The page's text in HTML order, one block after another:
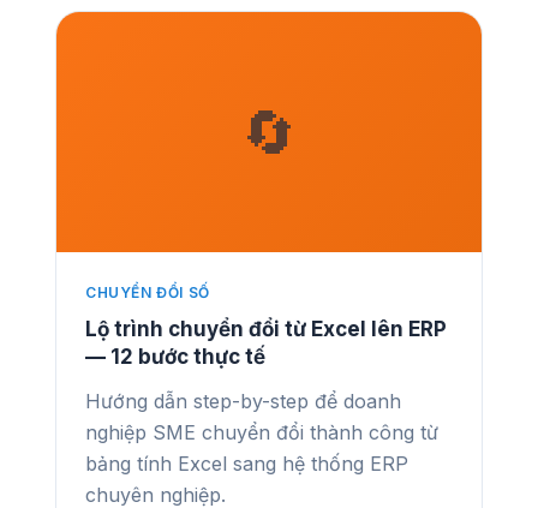
🔄
CHUYỂN ĐỔI SỐ
Lộ trình chuyển đổi từ Excel lên ERP
— 12 bước thực tế
Hướng dẫn step-by-step để doanh
nghiệp SME chuyển đổi thành công từ
bảng tính Excel sang hệ thống ERP
chuyên nghiệp.